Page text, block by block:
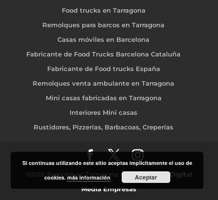
Food trucks en Tarragona
Remolques para barcos en Tarragona
Casas móviles en Barcelona
Fabricante de Food Trucks Barcelona Cataluña
Fabricante de Food trucks España
Remolques venta ambulante en Tarragona
Mini casas fabricadas en Tarragona
Interiores Mini casas
Rustidores, Pizzerías, Barbacoas, Creperías
©2016 Remolques Tarragona - Diseño web- Digital
Media Empresas
Si continuas utilizando este sitio aceptas implicitamente el uso de
cookies.más información Aceptar